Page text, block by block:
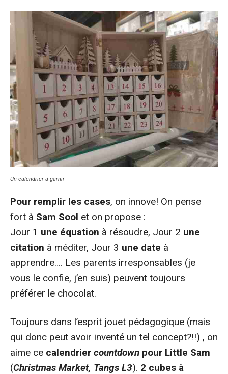
Un calendrier à garnir
Pour remplir les cases, on innove! On pense
fort à Sam Sool et on propose :
Jour 1 une équation à résoudre, Jour 2 une
citation à méditer, Jour 3 une date à
apprendre…. Les parents irresponsables (je
vous le confie, j’en suis) peuvent toujours
préférer le chocolat.
Toujours dans l’esprit jouet pédagogique (mais
qui donc peut avoir inventé un tel concept?!!) , on
aime ce calendrier countdown pour Little Sam
(Christmas Market, Tangs L3). 2 cubes à